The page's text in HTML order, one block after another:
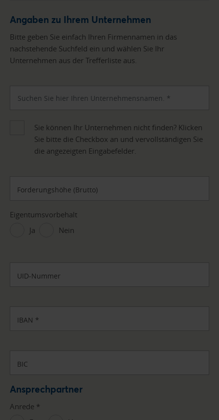
Angaben zu Ihrem Unternehmen
Bitte geben Sie einfach Ihren Firmennamen in das
nachstehende Suchfeld ein und wählen Sie Ihr
Unternehmen aus der Trefferliste aus.
Sie können Ihr Unternehmen nicht finden? Klicken
Sie bitte die Checkbox an und vervollständigen Sie
die angezeigten Eingabefelder.
Forderungshöhe (Brutto)
Eigentumsvorbehalt
Ja
Nein
UID-Nummer
IBAN *
BIC
Ansprechpartner
Anrede *